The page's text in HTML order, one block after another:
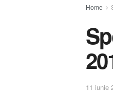
Home
11 iunie